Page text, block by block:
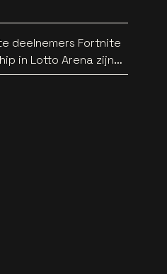
deelnemers Fortnite
in Lotto Arena zijn